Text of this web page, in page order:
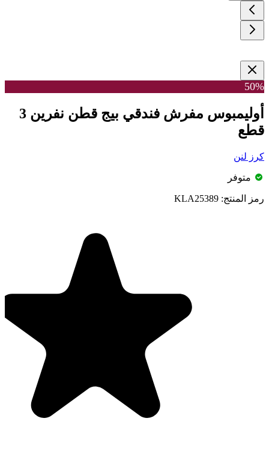
50%
أوليمبوس مفرش فندقي بيج قطن نفرين 3
قطع
كرز لنن
متوفر
رمز المنتج: KLA25389